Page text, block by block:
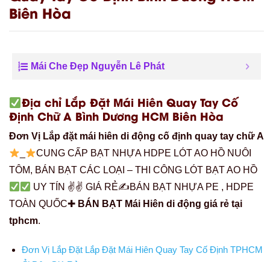
Biên Hòa
Mái Che Đẹp Nguyễn Lê Phát
Địa chỉ Lắp Đặt Mái Hiên Quay Tay Cố
Định Chữ A Bình Dương HCM Biên Hòa
Đơn Vị Lắp đặt mái hiên di động cố định quay tay chữ A
CUNG CẤP BẠT NHỰA HDPE LÓT AO HỒ NUÔI
TÔM, BÁN BẠT CÁC LOẠI – THI CÔNG LÓT BẠT AO HỒ
UY TÍN ✌✌ GIÁ RẺ✍BÁN BẠT NHỰA PE , HDPE
TOÀN QUỐC✚ BÁN BẠT Mái Hiên di động giá rẻ tại
tphcm.
Đơn Vị Lắp Đặt Lắp Đặt Mái Hiên Quay Tay Cố Định TPHCM